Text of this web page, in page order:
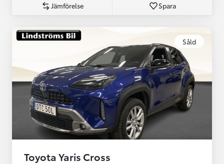
Jämförelse Spara
Såld
Toyota Yaris Cross